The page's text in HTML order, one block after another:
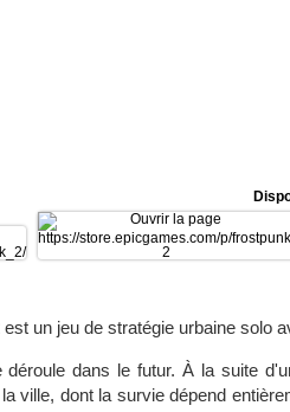
un jeu de stratégie urbaine solo
déroule dans le futur. À la suite
ville, dont la survie dépend